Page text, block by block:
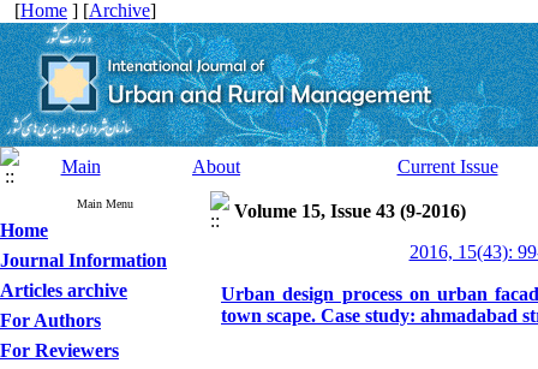
[Home ] [Archive]
Main About Current Issue
Main Menu
Home
Journal Information
Articles archive
For Authors
For Reviewers
Volume 15, Issue 43 (9-2016)
2016, 15(43):
Urban design process on urban
town scape. Case study: ahmadabad